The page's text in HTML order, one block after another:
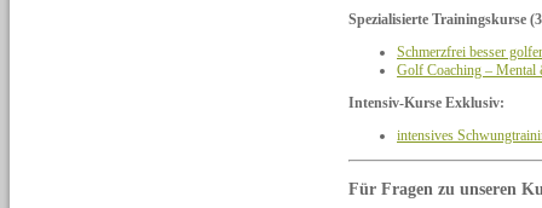
Spezialisierte Trainingskurse
Schmerzfrei besser
Golf Coaching – Mental
Intensiv-Kurse Exklusiv:
intensives
Für Fragen zu unseren